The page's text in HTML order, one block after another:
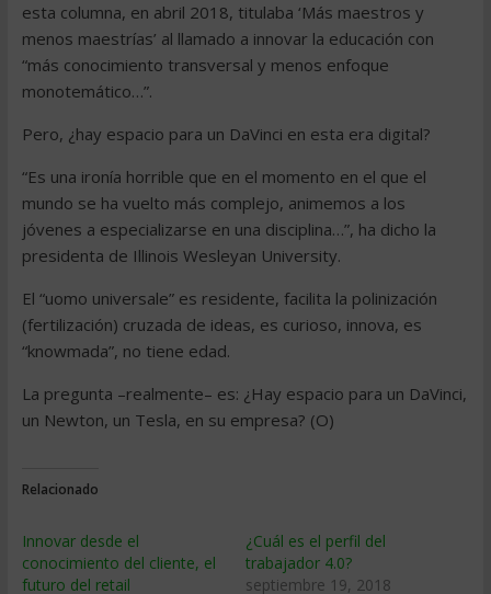
esta columna, en abril 2018, titulaba ‘Más maestros y
menos maestrías’ al llamado a innovar la educación con
“más conocimiento transversal y menos enfoque
monotemático…”.
Pero, ¿hay espacio para un DaVinci en esta era digital?
“Es una ironía horrible que en el momento en el que el
mundo se ha vuelto más complejo, animemos a los
jóvenes a especializarse en una disciplina…”, ha dicho la
presidenta de Illinois Wesleyan University.
El “uomo universale” es residente, facilita la polinización
(fertilización) cruzada de ideas, es curioso, innova, es
“knowmada”, no tiene edad.
La pregunta –realmente– es: ¿Hay espacio para un DaVinci,
un Newton, un Tesla, en su empresa? (O)
Relacionado
Innovar desde el
conocimiento del cliente, el
futuro del retail
¿Cuál es el perfil del
trabajador 4.0?
septiembre 19, 2018